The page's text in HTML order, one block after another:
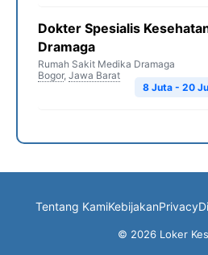
Dokter Spesialis
Dramaga
Rumah Sakit Medika Dramaga
Bogor, Jawa Barat
8 Juta - 20
Tentang KamiKebijakanPrivacy
© 2026 Loker